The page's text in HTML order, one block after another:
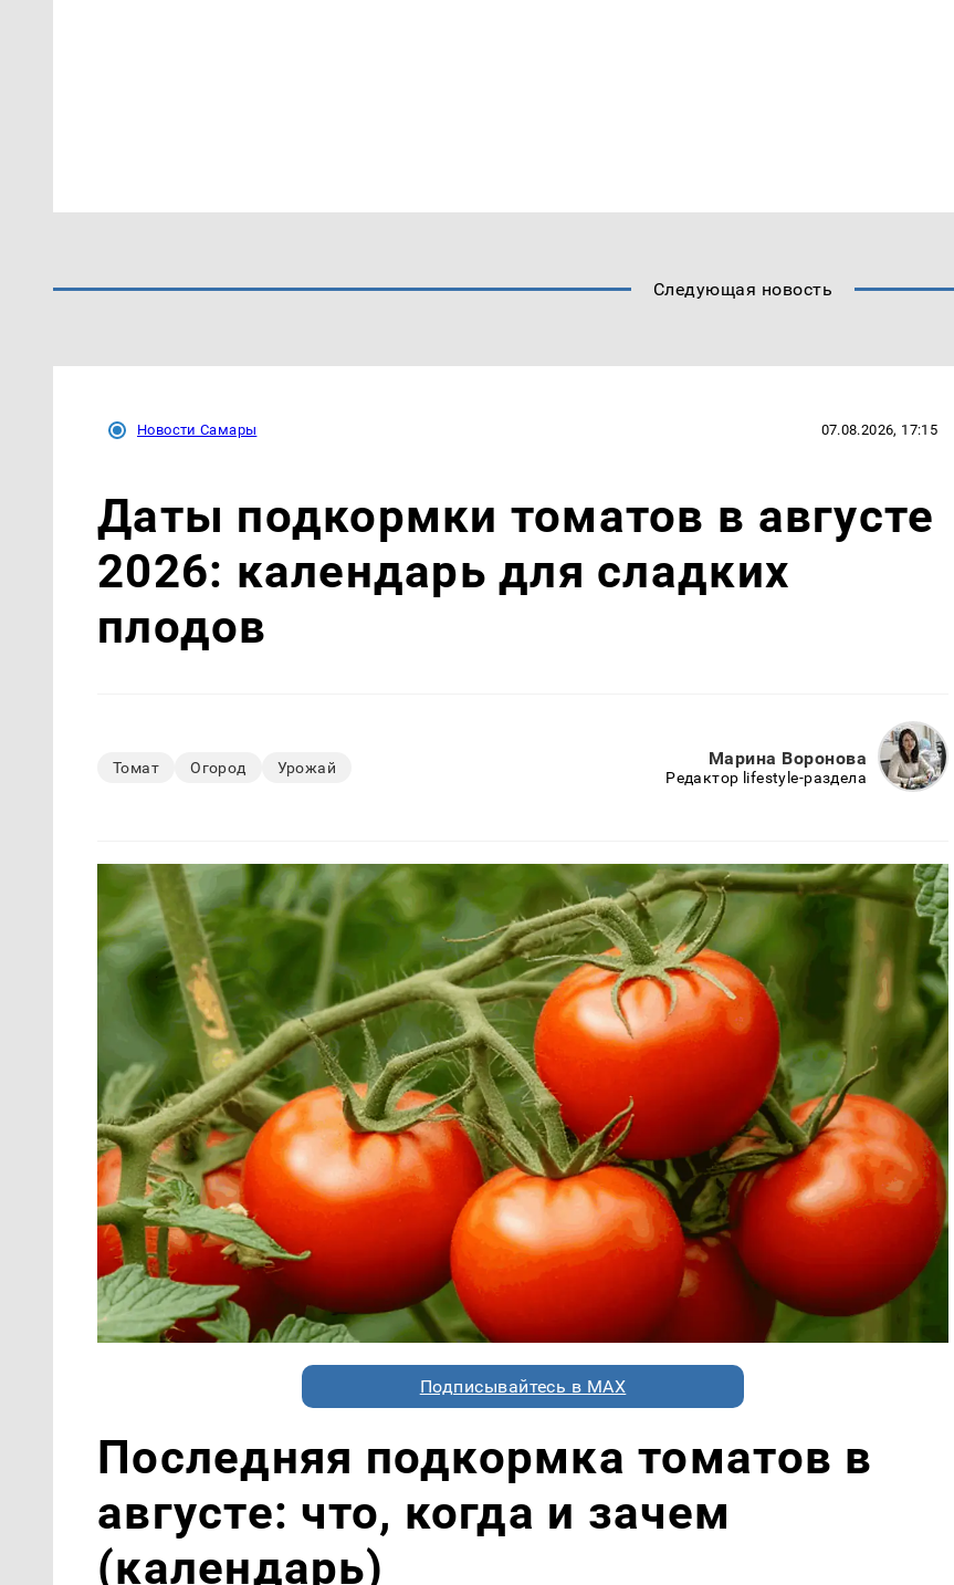
Следующая новость
Новости Самары 07.08.2026, 17:15
Даты подкормки томатов в августе
2026: календарь для сладких
плодов
Томат Огород Урожай Марина Воронова
Редактор lifestyle-раздела
Подписывайтесь в MAX
Последняя подкормка томатов в
августе: что, когда и зачем
(календарь)